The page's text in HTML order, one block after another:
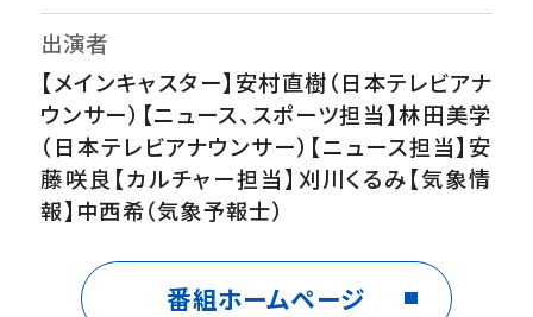
出演者
【メインキャスター】安村直樹（日本テレビアナ
ウンサー）【ニュース、スポーツ担当】林田美学
（日本テレビアナウンサー）【ニュース担当】安
藤咲良【カルチャー担当】刈川くるみ【気象情
報】中西希（気象予報士）
番組ホームページ